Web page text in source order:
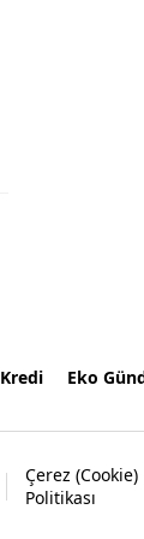
Kredi Eko
Çerez (Cookie)
Politikası